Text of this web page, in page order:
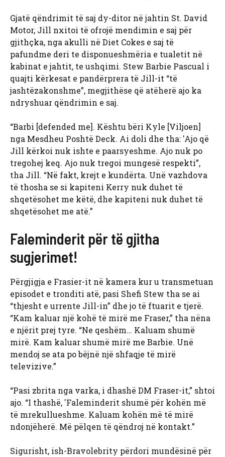
Gjatë qëndrimit të saj dy-ditor në jahtin St. David
Motor, Jill nxitoi të ofrojë mendimin e saj për
gjithçka, nga akulli në Diet Cokes e saj të
pafundme deri te disponueshmëria e tualetit në
kabinat e jahtit, te ushqimi. Stew Barbie Pascual i
quajti kërkesat e pandërprera të Jill-it “të
jashtëzakonshme”, megjithëse që atëherë ajo ka
ndryshuar qëndrimin e saj.
“Barbi [defended me]. Kështu bëri Kyle [Viljoen]
nga Mesdheu Poshtë Deck. Ai doli dhe tha: 'Ajo që
Jill kërkoi nuk ishte e paarsyeshme. Ajo nuk po
tregohej keq. Ajo nuk tregoi mungesë respekti”,
tha Jill. “Në fakt, krejt e kundërta. Unë vazhdova
të thosha se si kapiteni Kerry nuk duhet të
shqetësohet me këtë, dhe kapiteni nuk duhet të
shqetësohet me atë.”
Faleminderit për të gjitha
sugjerimet!
Përgjigja e Frasier-it në kamera kur u transmetuan
episodet e tronditi atë, pasi Shefi Stew tha se ai
“thjesht e urrente Jill-in” dhe jo të ftuarit e tjerë.
“Kam kaluar një kohë të mirë me Fraser,” tha nëna
e njërit prej tyre. “Ne qeshëm… Kaluam shumë
mirë. Kam kaluar shumë mirë me Barbie. Unë
mendoj se ata po bëjnë një shfaqje të mirë
televizive.”
“Pasi zbrita nga varka, i dhashë DM Fraser-it,” shtoi
ajo. “I thashë, 'Faleminderit shumë për kohën më
të mrekullueshme. Kaluam kohën më të mirë
ndonjëherë. Më pëlqen të qëndroj në kontakt.”
Sigurisht, ish-Bravolebrity përdori mundësinë për